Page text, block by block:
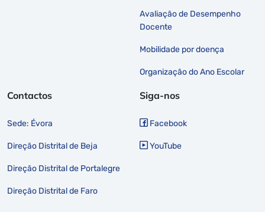
Avaliação de Desempenho
Docente
Mobilidade por doença
Organização do Ano Escolar
Contactos
Sede: Évora
Direção Distrital de Beja
Direção Distrital de Portalegre
Direção Distrital de Faro
Siga-nos
Facebook
YouTube